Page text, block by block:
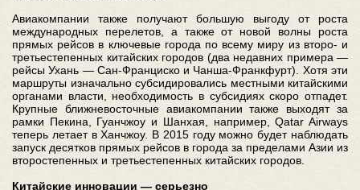
Авиакомпании также получают большую выгоду от роста
международных перелетов, а также от новой волны роста
прямых рейсов в ключевые города по всему миру из второ- и
третьестепенных китайских городов (два недавних примера —
рейсы Ухань — Сан-Франциско и Чанша-Франкфурт). Хотя эти
маршруты изначально субсидировались местными китайскими
органами власти, необходимость в субсидиях скоро отпадет.
Крупные ближневосточные авиакомпании также выходят за
рамки Пекина, Гуанчжоу и Шанхая, например, Qatar Airways
теперь летает в Ханчжоу. В 2015 году можно будет наблюдать
запуск десятков прямых рейсов в города за пределами Азии из
второстепенных и третьестепенных китайских городов.
Китайские инновации — серьезно